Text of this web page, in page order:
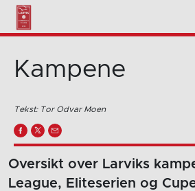
Kampene
Tekst: Tor Odvar Moen
Oversikt over Larviks
League, Eliteserien og